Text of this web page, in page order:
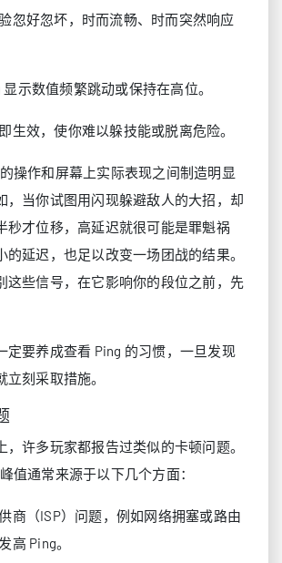
忽好忽坏，时而流畅、时而突然响应
示数值频繁跳动或保持在高位。
生效，使你难以躲技能或脱离危险。
操作和屏幕上实际表现之间制造明显
，当你试图用闪现躲避敌人的大招，却
秒才位移，高延迟就很可能是罪魁祸
的延迟，也足以改变一场团战的结果。
这些信号，在它影响你的段位之前，先
定要养成查看 Ping 的习惯，一旦发现
刻采取措施。
，许多玩家都报告过类似的卡顿问题。
值通常来源于以下几个方面：
商（ISP）问题，例如网络拥塞或路由
高 Ping。